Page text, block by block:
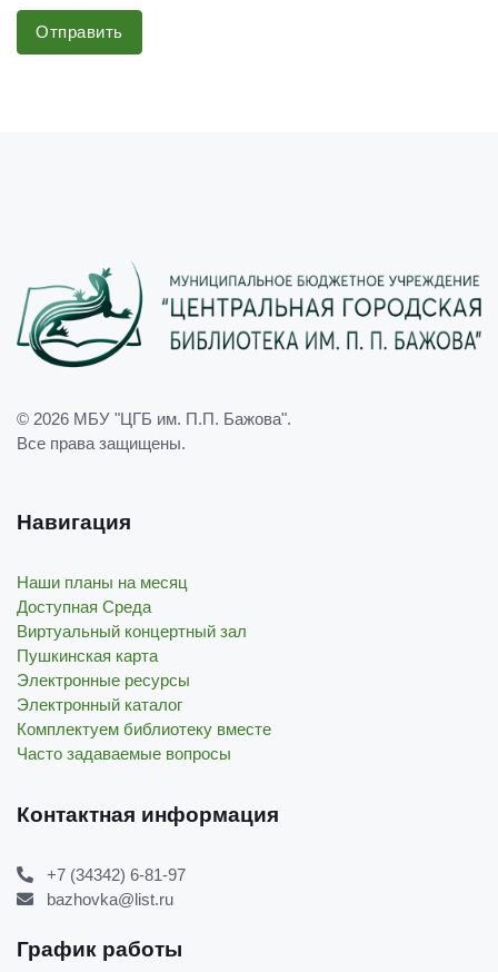
Отправить
© 2026 МБУ "ЦГБ им. П.П. Бажова".
Все права защищены.
Навигация
Наши планы на месяц
Доступная Среда
Виртуальный концертный зал
Пушкинская карта
Электронные ресурсы
Электронный каталог
Комплектуем библиотеку вместе
Часто задаваемые вопросы
Контактная информация
+7 (34342) 6-81-97
bazhovka@list.ru
График работы